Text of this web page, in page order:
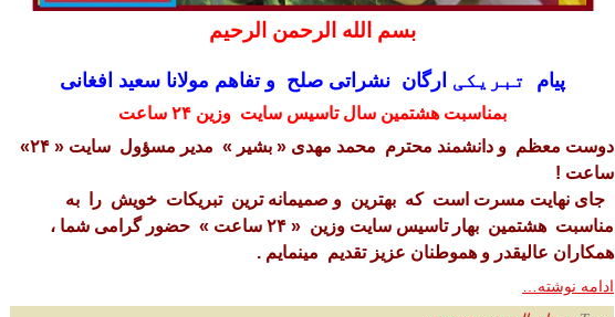
بسم الله الرحمن الرحیم
پیام تبریکی ارگان نشراتی صلح و تفاهم مولانا سعید افغانی
بمناسبت هشتمین سال تاسیس سایت وزین ۲۴ ساعت
دوست معظم و دانشمند محترم محمد مهدی « بشیر » مدیر مسؤول سایت « ۲۴»
ساعت !
جای نهایت مسرت است که بهترین و صمیمانه ترین تبریکات خویش را به
مناسبت هشتمین بهار تاسیس سایت وزین « ۲۴ ساعت » حضور گرامی شما ،
همکاران عالیقدر و هموطنان عزیز تقدیم مینمایم .
ادامه نوشته…